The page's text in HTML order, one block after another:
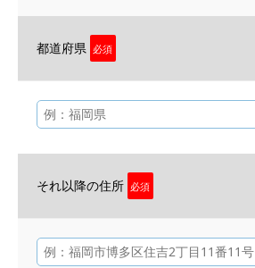
都道府県 必須
それ以降の住所 必須